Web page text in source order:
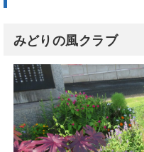
みどりの風クラブ